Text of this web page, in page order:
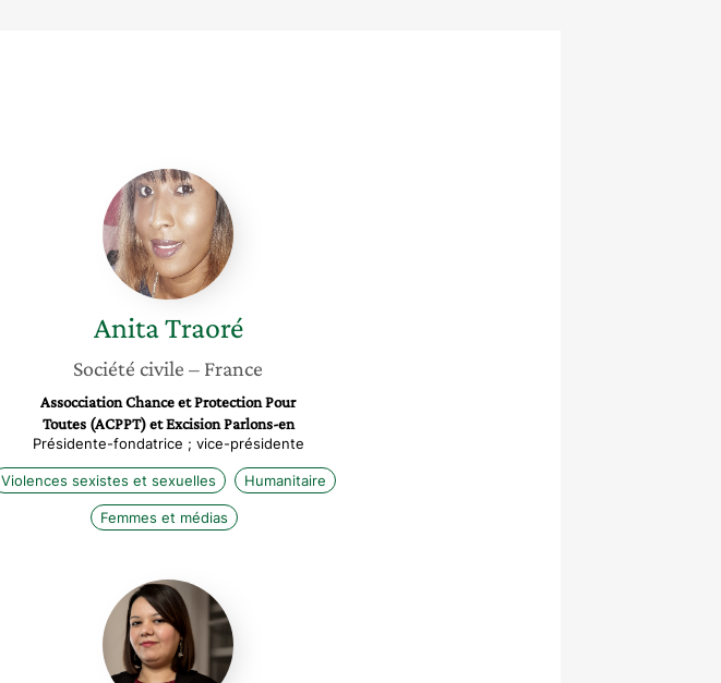
Anita
Traoré
AnitaTraoré
Société civile – France
Assocciation Chance et Protection Pour
Toutes (ACPPT) et Excision Parlons-en
Présidente-fondatrice ; vice-présidente
Violences sexistes et sexuelles Humanitaire
Femmes et médias
Faten
Hayed